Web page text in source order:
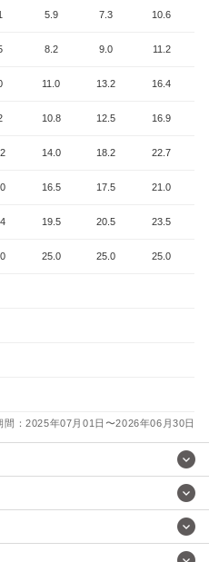
5.9 7.3 10.6
8.2 9.0 11.2
11.0 13.2 16.4
10.8 12.5 16.9
14.0 18.2 22.7
16.5 17.5 21.0
19.5 20.5 23.5
25.0 25.0 25.0
間：2025年07月01日〜2026年06月30日